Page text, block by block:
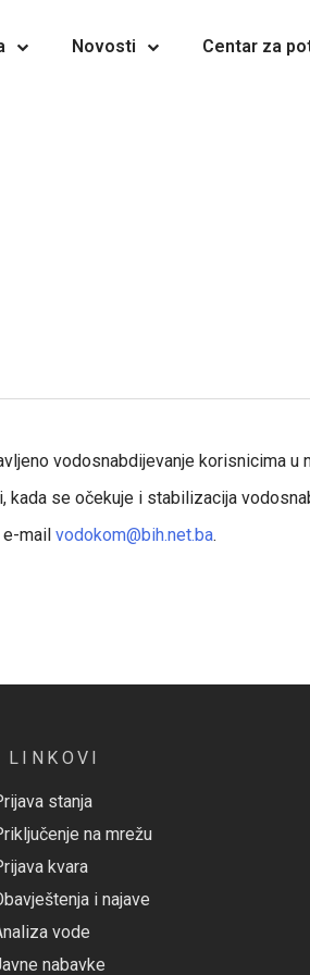
Novosti Centar za
vodosnabdijevanje korisnicima u
se očekuje i stabilizacija
e-mail vodokom@bih.net.ba.
LINKOVI
stanja
na mrežu
kvara
i najave
vode
nabavke